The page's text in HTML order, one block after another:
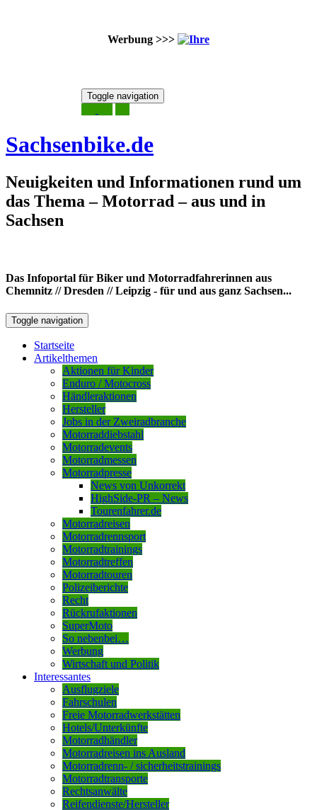
Werbung >>>
Toggle navigation
Sachsenbike.de
Neuigkeiten und Informationen rund um
das Thema – Motorrad – aus und in
Sachsen
Das Infoportal für Biker und Motorradfahrerinnen aus
Chemnitz // Dresden // Leipzig - für und aus ganz Sachsen...
Toggle navigation
Startseite
Artikelthemen
Aktionen für Kinder
Enduro / Motocross
Händleraktionen
Hersteller
Jobs in der Zweiradbranche
Motorraddiebstahl
Motorradevents
Motorradmessen
Motorradpresse
News von Unkorrekt
HighSide-PR – News
Tourenfahrer.de
Motorradreisen
Motorradrennsport
Motorradtrainings
Motorradtreffen
Motorradtouren
Polizeiberichte
Recht
Rückrufaktionen
SuperMoto
So nebenbei…
Werbung
Wirtschaft und Politik
Interessantes
Ausflugziele
Fahrschulen
Freie Motorradwerkstätten
Hotels/Unterkünfte
Motorradhändler
Motorradreisen ins Ausland
Motorradrenn- / sicherheitstrainings
Motorradtransporte
Rechtsanwälte
Reifendienste/Hersteller